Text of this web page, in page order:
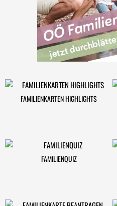
FAMILIENKARTEN HIGHLIGHTS
FAMILIENQUIZ